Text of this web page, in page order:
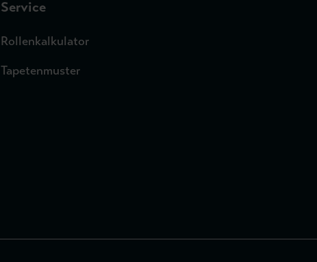
Service
Rollenkalkulator
Tapetenmuster